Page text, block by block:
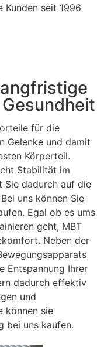
Kunden seit 1996
für die
Gelenke und damit
Körperteil.
Stabilität im
Sie dadurch auf die
uns können Sie
Egal ob es ums
geht, MBT
Neben der
Entspannung Ihrer
dadurch effektiv
und
können sie
bei uns kaufen.